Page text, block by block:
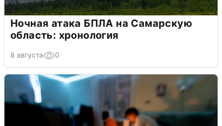
Ночная атака БПЛА на Самарскую
область: хронология
8 августа 0